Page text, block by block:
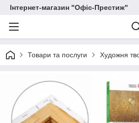
Інтернет-магазин "Офіс-Престиж"
Товари та послуги Художня